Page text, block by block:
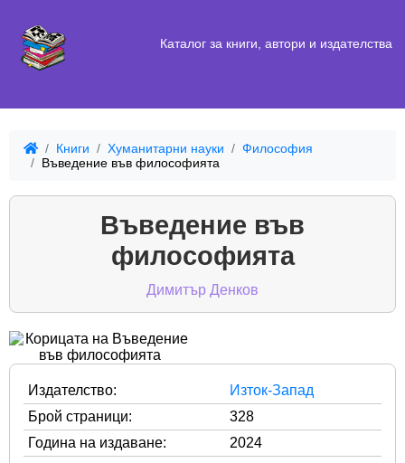
Каталог за книги, автори и издателства
Книги Хуманитарни науки
Философия
Въведение във философията
Въведение във
философията
Димитър Денков
Издателство:
Изток-Запад
Брой страници:
328
Година на издаване:
2024